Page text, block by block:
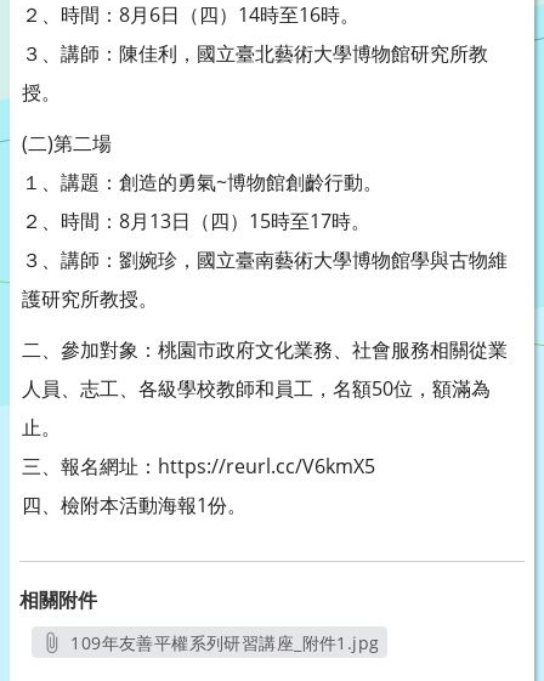
２、時間：8月6日（四）14時至16時。
３、講師：陳佳利，國立臺北藝術大學博物館研究所教
授。
(二)第二場
１、講題：創造的勇氣~博物館創齡行動。
２、時間：8月13日（四）15時至17時。
３、講師：劉婉珍，國立臺南藝術大學博物館學與古物維
護研究所教授。
二、參加對象：桃園市政府文化業務、社會服務相關從業
人員、志工、各級學校教師和員工，名額50位，額滿為
止。
三、報名網址：https://reurl.cc/V6kmX5
四、檢附本活動海報1份。
相關附件
109年友善平權系列研習講座_附件1.jpg